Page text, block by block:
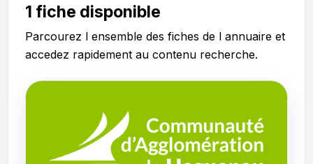
1 fiche disponible
Parcourez l ensemble des fiches de l annuaire et
accedez rapidement au contenu recherche.